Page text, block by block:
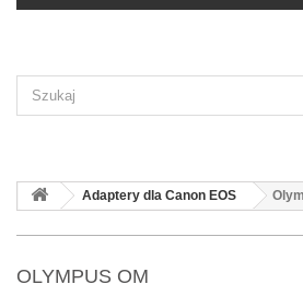
Adaptery dla Canon EOS
OLYMPUS OM